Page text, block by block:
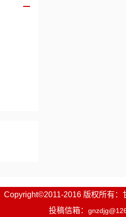
Copyright©2011-2016 版权所有：
投稿信箱：